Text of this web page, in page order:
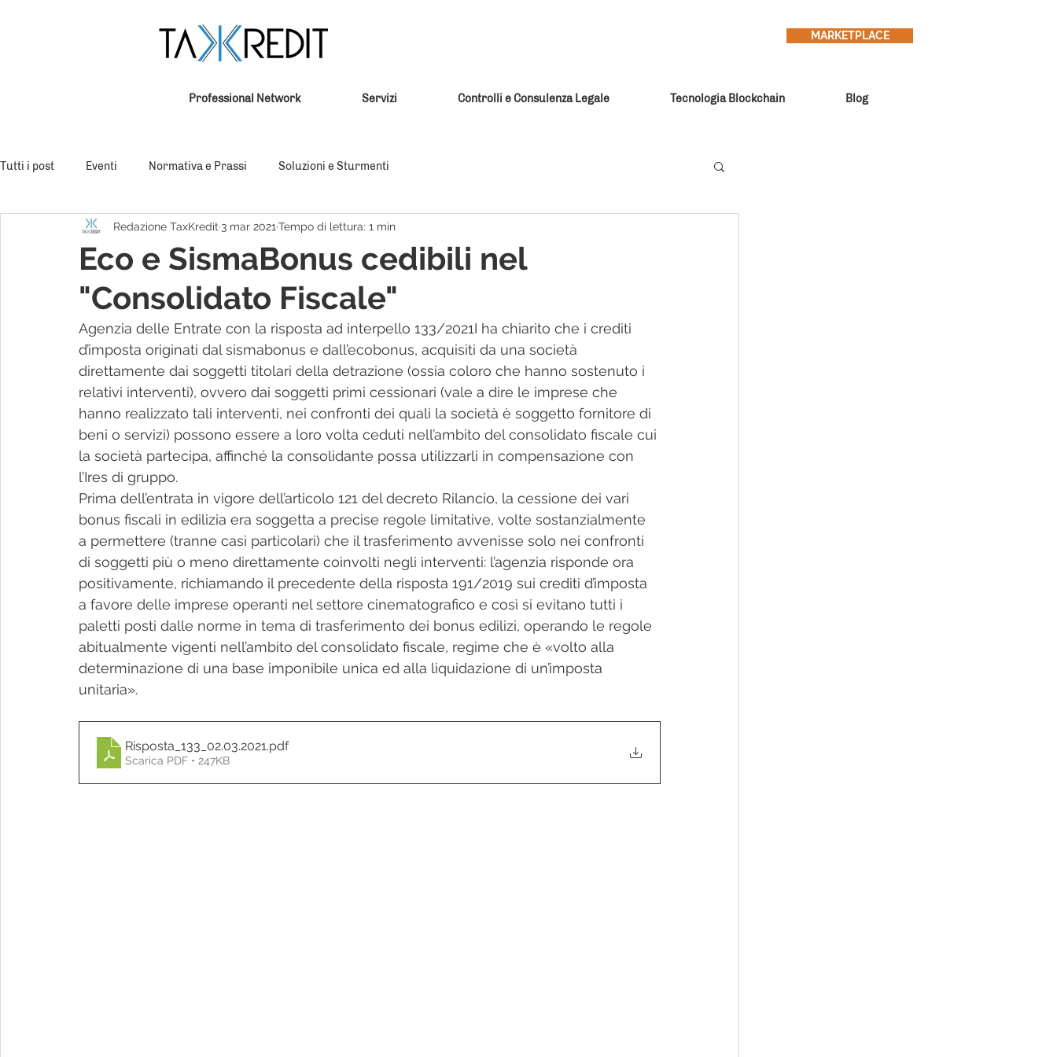
MARKETPLACE
Professional Network Servizi Controlli e Consulenza Legale Tecnologia Blockchain Blog
Tutti i post Eventi Normativa e Prassi Soluzioni e Sturmenti
Eco e SismaBonus cedibili nel
"Consolidato Fiscale"
Redazione TaxKredit 3 mar 2021 Tempo di lettura: 1 min
Agenzia delle Entrate con la risposta ad interpello 133/2021I ha chiarito che i crediti
d’imposta originati dal sismabonus e dall’ecobonus, acquisiti da una società
direttamente dai soggetti titolari della detrazione (ossia coloro che hanno sostenuto i
relativi interventi), ovvero dai soggetti primi cessionari (vale a dire le imprese che
hanno realizzato tali interventi, nei confronti dei quali la società è soggetto fornitore di
beni o servizi) possono essere a loro volta ceduti nell’ambito del consolidato fiscale cui
la società partecipa, affinché la consolidante possa utilizzarli in compensazione con
l’Ires di gruppo.
Prima dell’entrata in vigore dell’articolo 121 del decreto Rilancio, la cessione dei vari
bonus fiscali in edilizia era soggetta a precise regole limitative, volte sostanzialmente
a permettere (tranne casi particolari) che il trasferimento avvenisse solo nei confronti
di soggetti più o meno direttamente coinvolti negli interventi: l’agenzia risponde ora
positivamente, richiamando il precedente della risposta 191/2019 sui crediti d’imposta
a favore delle imprese operanti nel settore cinematografico e così si evitano tutti i
paletti posti dalle norme in tema di trasferimento dei bonus edilizi, operando le regole
abitualmente vigenti nell’ambito del consolidato fiscale, regime che è «volto alla
determinazione di una base imponibile unica ed alla liquidazione di un’imposta
unitaria».
Risposta_133_02.03.2021.pdf
Scarica PDF • 247KB